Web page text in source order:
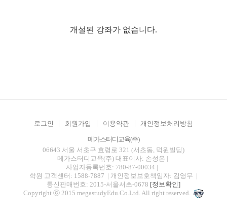
개설된 강좌가 없습니다.
로그인 회원가입 이용약관 개인정보처리방침
메가스터디교육(주)
06643 서울 서초구 효령로 321 (서초동, 덕원빌딩)
메가스터디교육(주) 대표이사: 손성은 |
사업자등록번호: 780-87-00034 |
학원 고객센터: 1588-7887 | 개인정보보호책임자: 김영무 |
통신판매번호: 2015-서울서초-0678 [정보확인]
Copyright ⓒ 2015 megastudyEdu.Co.Ltd. All right reserved.